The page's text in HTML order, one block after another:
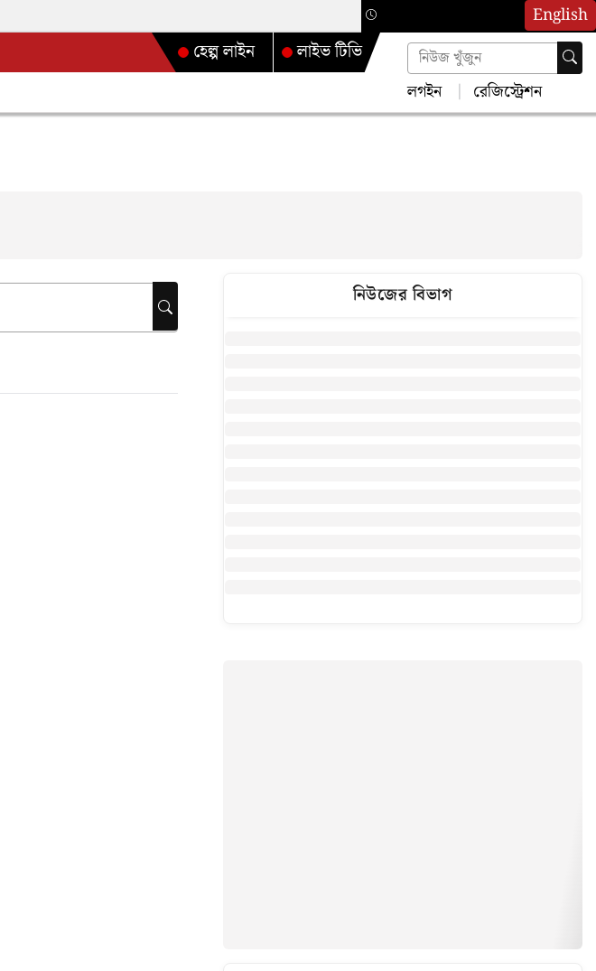
English
লাইভ টিভি
হেল্প লাইন
লগইন রেজিস্ট্রেশন
নিউজের বিভাগ